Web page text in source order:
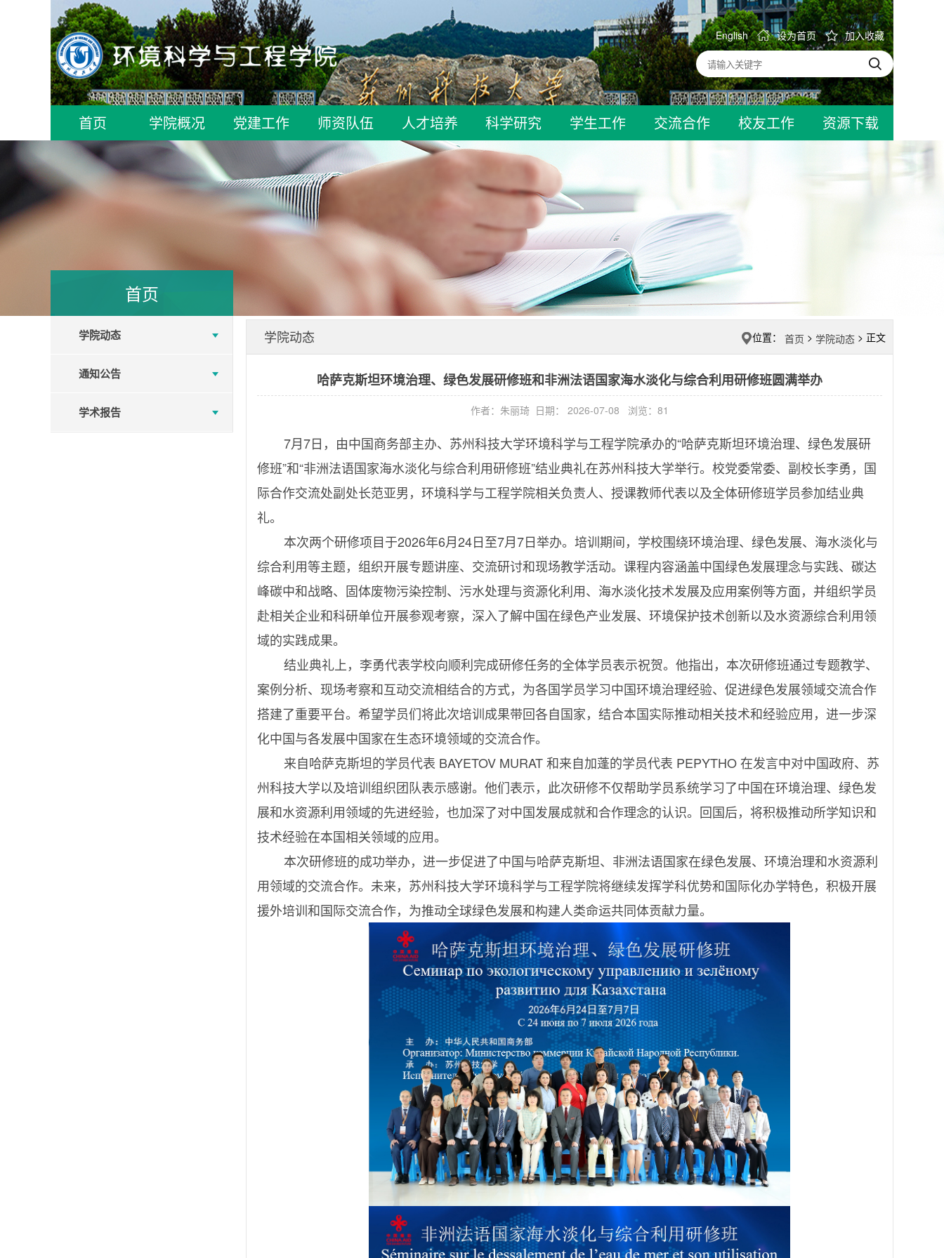
English 设为首页 加入收藏
首页 学院概况 党建工作 师资队伍 人才培养 科学研究 学生工作 交流合作 校友工作 资源下载
首页
学院动态
通知公告
学术报告
学院动态 位置： 首页 > 学院动态 > 正文
哈萨克斯坦环境治理、绿色发展研修班和非洲法语国家海水淡化与综合利用研修班圆满举办
作者：朱丽琦 日期： 2026-07-08 浏览： 81
7月7日，由中国商务部主办、苏州科技大学环境科学与工程学院承办的“哈萨克斯坦环境治理、绿色发展研
修班”和“非洲法语国家海水淡化与综合利用研修班”结业典礼在苏州科技大学举行。校党委常委、副校长李勇，国
际合作交流处副处长范亚男，环境科学与工程学院相关负责人、授课教师代表以及全体研修班学员参加结业典
礼。
本次两个研修项目于2026年6月24日至7月7日举办。培训期间，学校围绕环境治理、绿色发展、海水淡化与
综合利用等主题，组织开展专题讲座、交流研讨和现场教学活动。课程内容涵盖中国绿色发展理念与实践、碳达
峰碳中和战略、固体废物污染控制、污水处理与资源化利用、海水淡化技术发展及应用案例等方面，并组织学员
赴相关企业和科研单位开展参观考察，深入了解中国在绿色产业发展、环境保护技术创新以及水资源综合利用领
域的实践成果。
结业典礼上，李勇代表学校向顺利完成研修任务的全体学员表示祝贺。他指出，本次研修班通过专题教学、
案例分析、现场考察和互动交流相结合的方式，为各国学员学习中国环境治理经验、促进绿色发展领域交流合作
搭建了重要平台。希望学员们将此次培训成果带回各自国家，结合本国实际推动相关技术和经验应用，进一步深
化中国与各发展中国家在生态环境领域的交流合作。
来自哈萨克斯坦的学员代表 BAYETOV MURAT 和来自加蓬的学员代表 PEPYTHO 在发言中对中国政府、苏
州科技大学以及培训组织团队表示感谢。他们表示，此次研修不仅帮助学员系统学习了中国在环境治理、绿色发
展和水资源利用领域的先进经验，也加深了对中国发展成就和合作理念的认识。回国后，将积极推动所学知识和
技术经验在本国相关领域的应用。
本次研修班的成功举办，进一步促进了中国与哈萨克斯坦、非洲法语国家在绿色发展、环境治理和水资源利
用领域的交流合作。未来，苏州科技大学环境科学与工程学院将继续发挥学科优势和国际化办学特色，积极开展
援外培训和国际交流合作，为推动全球绿色发展和构建人类命运共同体贡献力量。